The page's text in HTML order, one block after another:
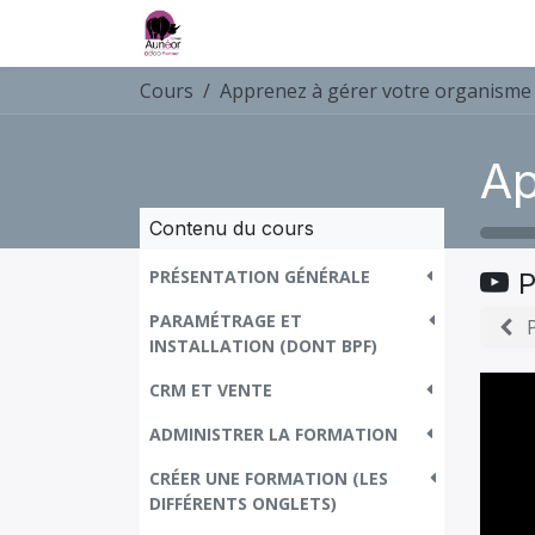
Cours
Contenu du cours
PRÉSENTATION GÉNÉRALE
PARAMÉTRAGE ET
INSTALLATION (DONT BPF)
CRM ET VENTE
ADMINISTRER LA FORMATION
CRÉER UNE FORMATION (LES
DIFFÉRENTS ONGLETS)